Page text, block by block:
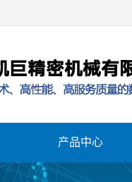
产品中心
车床